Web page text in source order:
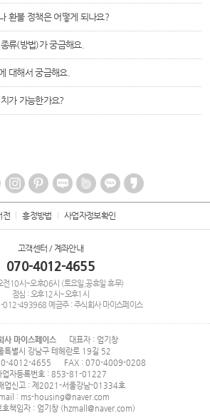
환불 정책은 어떻게 되나요?
류(방법)가 궁금해요.
대해서 궁금해요.
가 가능한가요?
전 흥정방법 사업자정보확인
고객센터 / 계좌안내
070-4012-4655
전10시~오후06시 (토요일,공휴일 휴무)
점심 : 오후12시~오후1시
012-493968 예금주 : 주식회사 마이스페이스
사 마이스페이스
대표자 : 엄기창
특별시 강남구 테헤란로 19길 52
4012-4655
FAX : 070-4009-0208
업자등록번호 : 853-81-01227
업신고 : 제2021-서울강남-01334호
: ms-housing@naver.com
호책임자 : 엄기창 (hzmall@naver.com)